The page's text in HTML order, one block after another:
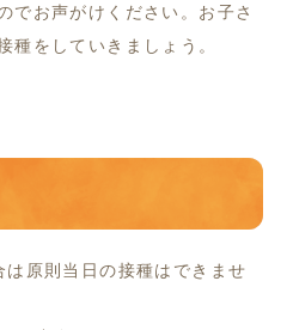
でお声がけください。お子さ
種をしていきましょう。
原則当日の接種はできませ